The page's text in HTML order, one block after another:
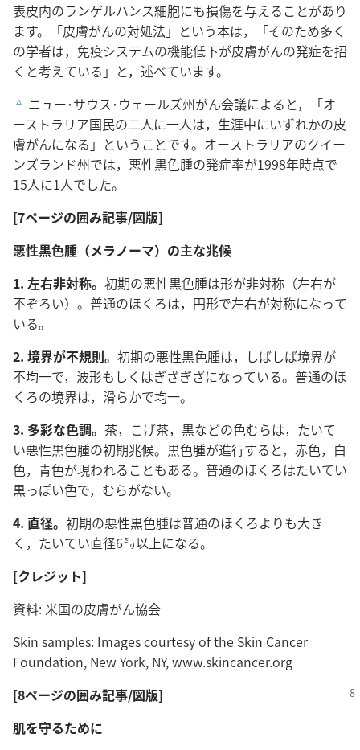
表皮内のランゲルハンス細胞にも損傷を与えることがあり
ます。「皮膚がんの対処法」という本は，「そのため多く
の学者は，免疫システムの機能低下が皮膚がんの発症を招
くと考えている」と，述べています。
c ニュー･サウス･ウェールズ州がん会議によると，「オ
ーストラリア国民の二人に一人は，生涯中にいずれかの皮
膚がんになる」ということです。オーストラリアのクイー
ンズランド州では，悪性黒色腫の発症率が1998年時点で
15人に1人でした。
[7ページの囲み記事/図版]
悪性黒色腫（メラノーマ）の主な兆候
1. 左右非対称。 初期の悪性黒色腫は形が非対称（左右が
不ぞろい）。普通のほくろは，円形で左右が対称になって
いる。
2. 境界が不規則。 初期の悪性黒色腫は，しばしば境界が
不均一で，波形もしくはぎざぎざになっている。普通のほ
くろの境界は，滑らかで均一。
3. 多彩な色調。 茶，こげ茶，黒などの色むらは，たいて
い悪性黒色腫の初期兆候。黒色腫が進行すると，赤色，白
色，青色が現われることもある。普通のほくろはたいてい
黒っぽい色で，むらがない。
4. 直径。 初期の悪性黒色腫は普通のほくろよりも大き
く，たいてい直径6㍉以上になる。
[クレジット]
資料: 米国の皮膚がん協会
Skin samples: Images courtesy of the Skin Cancer
Foundation, New York, NY, www.skincancer.org
[8ページの囲み記事/図版]
肌を守るために